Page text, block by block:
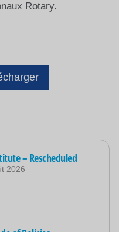
Rotary.
– Rescheduled
2026